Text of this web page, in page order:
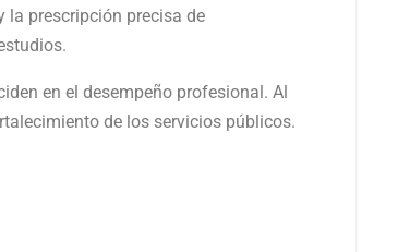
la prescripción precisa de
en el desempeño profesional. Al
de los servicios públicos.